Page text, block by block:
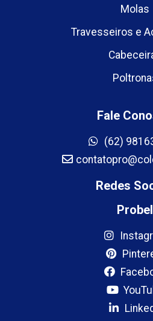
Molas
Travesseiros e
Fale
(62)
Redes
Probel